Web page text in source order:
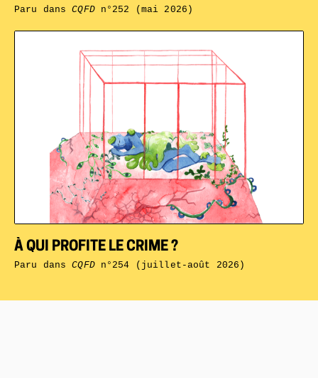
À QUI PROFITE LE CRIME ?
Paru dansCQFDn°254 (juillet-août 2026)
Paru dansCQFDn°252 (mai 2026)